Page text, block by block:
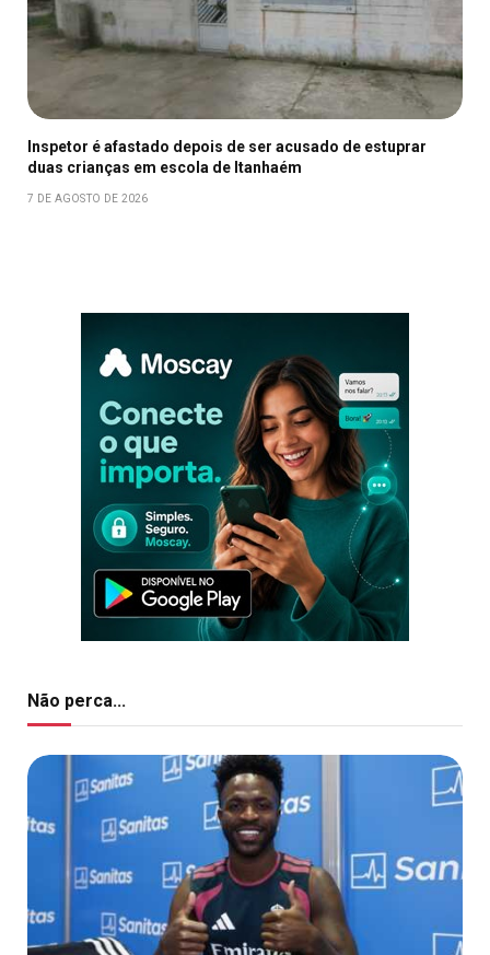
Inspetor é afastado depois de ser acusado de estuprar
duas crianças em escola de Itanhaém
7 DE AGOSTO DE 2026
Não perca...